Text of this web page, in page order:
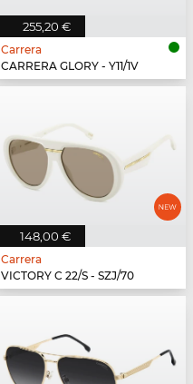
255,20 €
Carrera
CARRERA GLORY - Y11/1V
148,00 €
Carrera
VICTORY C 22/S - SZJ/70